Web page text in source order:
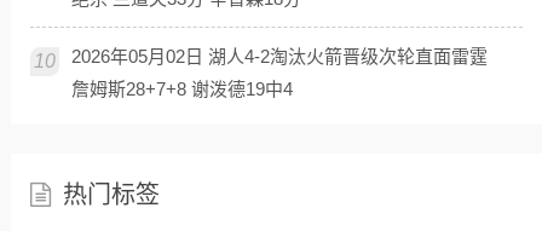
10
2026年05月02日 湖人4-2淘汰火箭晋级次轮直面雷霆
詹姆斯28+7+8 谢泼德19中4
热门标签